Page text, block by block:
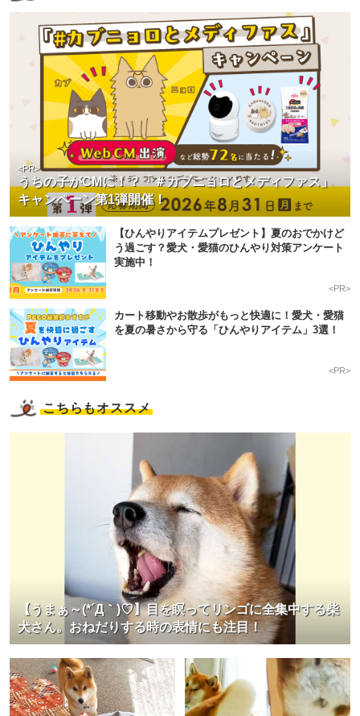
うちの子がCMに！？「＃カブニョロとメディファス」
キャンペーン第1弾開催！
<PR>
【ひんやりアイテムプレゼント】夏のおでかけど
う過ごす？愛犬・愛猫のひんやり対策アンケート
実施中！
<PR>
カート移動やお散歩がもっと快適に！愛犬・愛猫
を夏の暑さから守る「ひんやりアイテム」3選！
<PR>
こちらもオススメ
【うまぁ～(*´Д｀)♡】目を瞑ってリンゴに全集中する柴
犬さん。おねだりする時の表情にも注目！